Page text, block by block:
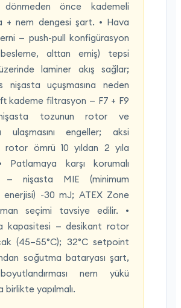
dönmeden önce kademeli
+ nem dengesi şart. • Hava
— push-pull konfigürasyon
alttan emiş) tepsi
laminer akış sağlar;
nişasta uçuşmasına neden
kademe filtrasyon — F7 + F9
tozunun rotor ve
ulaşmasını engeller; aksi
rotor ömrü 10 yıldan 2 yıla
Patlamaya karşı korumalı
— nişasta MIE (minimum
enerjisi) ~30 mJ; ATEX Zone
seçimi tavsiye edilir. •
kapasitesi — desikant rotor
(45–55°C); 32°C setpoint
soğutma bataryası şart,
nem yükü
birlikte yapılmalı.